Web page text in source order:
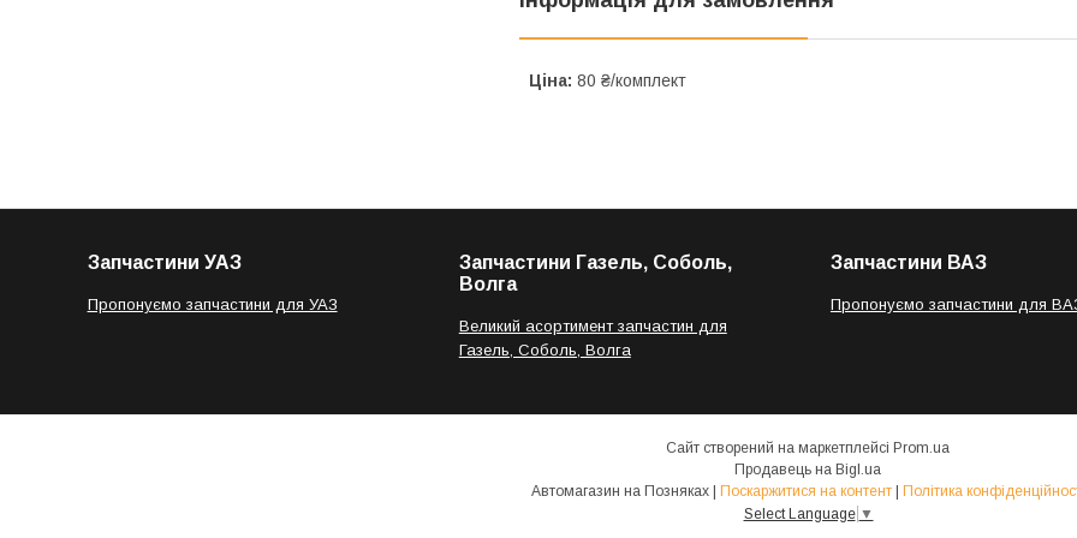
Ціна: 80 ₴/комплект
Запчастини УАЗ
Пропонуємо запчастини для УАЗ
Запчастини Газель, Соболь,
Волга
Великий асортимент запчастин для
Газель, Соболь, Волга
Запчастини ВАЗ
Пропонуємо запчастини для
Сайт створений на маркетплейсі Prom.ua
Продавець на Bigl.ua
Автомагазин на Позняках | Поскаржитися на контент | Політика
Select Language ▼